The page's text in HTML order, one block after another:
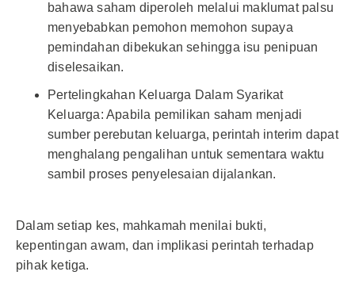
bahawa saham diperoleh melalui maklumat palsu
menyebabkan pemohon memohon supaya
pemindahan dibekukan sehingga isu penipuan
diselesaikan.
Pertelingkahan Keluarga Dalam Syarikat
Keluarga: Apabila pemilikan saham menjadi
sumber perebutan keluarga, perintah interim dapat
menghalang pengalihan untuk sementara waktu
sambil proses penyelesaian dijalankan.
Dalam setiap kes, mahkamah menilai bukti,
kepentingan awam, dan implikasi perintah terhadap
pihak ketiga.